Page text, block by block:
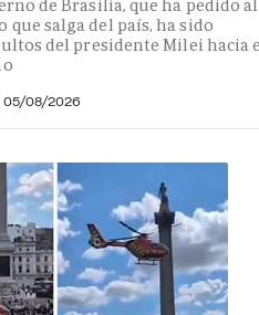
de Brasilia, que ha pedido al
salga del país, ha sido
del presidente Milei hacia
05/08/2026